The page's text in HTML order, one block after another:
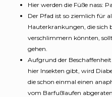
Hier werden die Füße nass:
Der Pfad ist so ziemlich für
Hauterkrankungen, die
verschlimmern könnten,
gehen.
Aufgrund der Beschaffenheit
hier Insekten gibt, wird
die schon einmal einen
vom Barfußlaufen